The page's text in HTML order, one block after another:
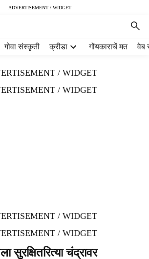
ADVERTISEMENT / WIDGET
गोवा संस्कृती क्रीडा गोंयकाराचें मत वेब
/ WIDGET
/ WIDGET
/ WIDGET
/ WIDGET
सुरक्षितरित्या चंद्रावर